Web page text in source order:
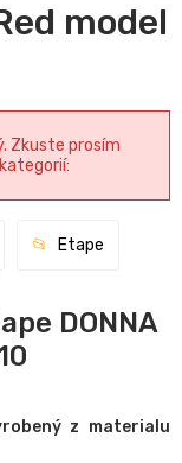
model
Zkuste prosím
Etape
DONNA
z materialu